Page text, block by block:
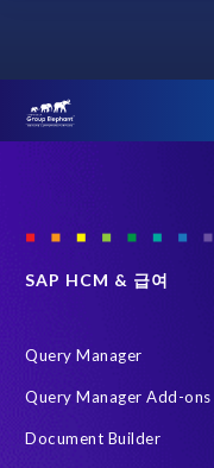
성*
회사 이름*
SAP HCM & 급여
Query Manager
Query Manager Add-ons
Document Builder